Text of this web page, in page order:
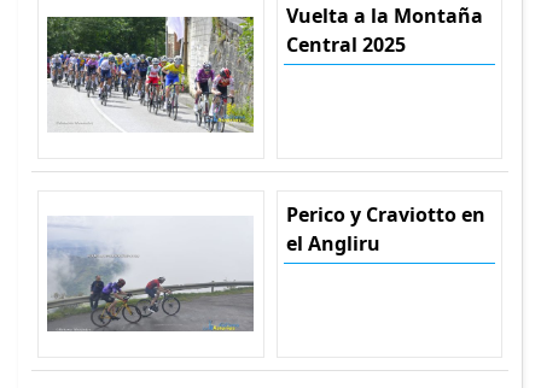
Vuelta a la Montaña
Central 2025
Perico y Craviotto en
el Angliru